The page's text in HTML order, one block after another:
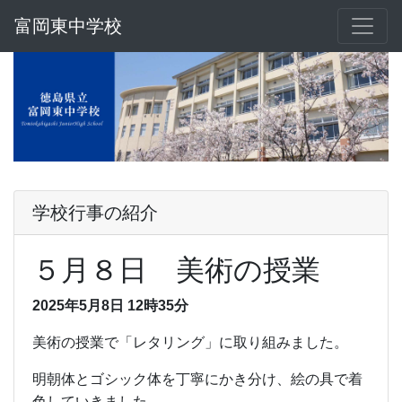
富岡東中学校
学校行事の紹介
５月８日 美術の授業
2025年5月8日 12時35分
美術の授業で「レタリング」に取り組みました。
明朝体とゴシック体を丁寧にかき分け、絵の具で着